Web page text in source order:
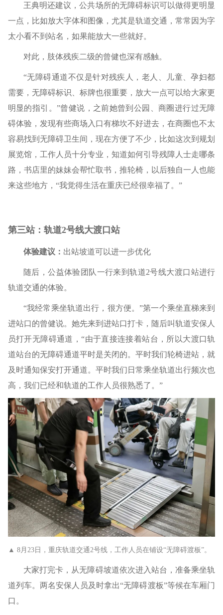
王典明还建议，公共场所的无障碍标识可以做得更明显
一点，比如放大字体和图像，尤其是轨道交通，常常因为字
太小看不到站名，如果能放大一些就好。
对此，肢体残疾二级的曾健也深有感触。
“无障碍通道不仅是针对残疾人，老人、儿童、孕妇都
需要，无障碍标识、标牌也很重要，放大一点可以给大家更
明显的指引。”曾健说，之前她曾到公园、商圈进行过无障
碍体验，发现有些商场入口有梯坎不好进去，在商圈也不太
容易找到无障碍卫生间，现在方便了不少，比如这次到规划
展览馆，工作人员十分专业，知道如何引导残障人士走哪条
路，书店里的妹妹会帮忙取书，推轮椅，以后独自一人也能
来这些地方，“我觉得生活在重庆已经很幸福了。”
第三站：轨道2号线大渡口站
体验建议： 出站坡道可以进一步优化
随后，公益体验团队一行来到轨道2号线大渡口站进行
轨道交通的体验。
“我经常乘坐轨道出行，很方便。”第一个乘坐直梯来到
进站口的曾健说。她先来到进站口打卡，随后叫轨道安保人
员打开无障碍通道，“由于直接连接着站台，所以大渡口轨
道站台的无障碍通道平时是关闭的。平时我们轮椅进站，就
及时通知保安打开通道。平时我们日常乘坐轨道出行频次也
高，我们已经和轨道的工作人员很熟悉了。”
▲ 8月23日，重庆轨道交通2号线，工作人员在铺设“无障碍渡板”。
大家打完卡，从无障碍坡道依次进入站台，准备乘坐轨
道列车。两名安保人员及时拿出“无障碍渡板”等候在车厢门
口。